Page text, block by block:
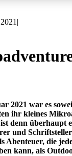
2021 war es
ihr kleines
denn überhaupt
und
Abenteuer, die
kann, als